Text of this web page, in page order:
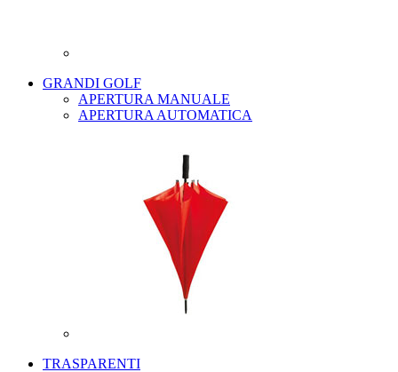
GRANDI GOLF
APERTURA MANUALE
APERTURA AUTOMATICA
TRASPARENTI